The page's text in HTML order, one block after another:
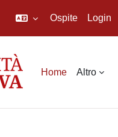
Ospite Login
Home Altro